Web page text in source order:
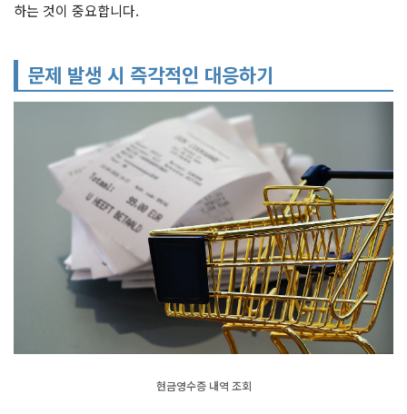
하는 것이 중요합니다.
문제 발생 시 즉각적인 대응하기
현금영수증 내역 조회